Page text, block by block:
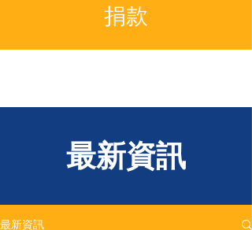
捐款
​最新資訊
最新資訊